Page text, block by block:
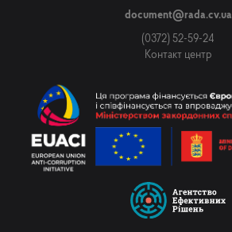
document@rada.cv.ua
(0372) 52-59-24
Контакт центр